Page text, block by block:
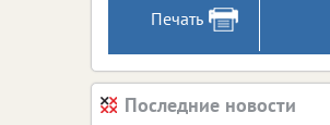
Печать
Последние новости